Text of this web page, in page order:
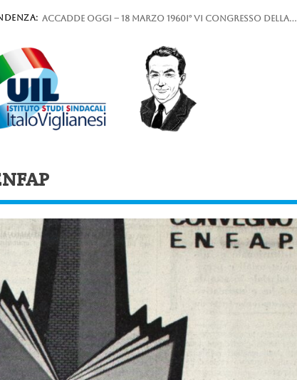
ACCADDE OGGI – 18 marzo 1960I° VI Congresso della...